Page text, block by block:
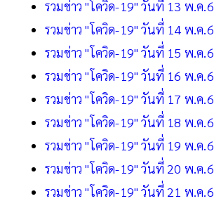
รวมข่าว "โควิด-19" วันที่ 13 พ.ค
รวมข่าว "โควิด-19" วันที่ 14 พ.ค
รวมข่าว "โควิด-19" วันที่ 15 พ.ค
รวมข่าว "โควิด-19" วันที่ 16 พ.ค
รวมข่าว "โควิด-19" วันที่ 17 พ.ค
รวมข่าว "โควิด-19" วันที่ 18 พ.ค
รวมข่าว "โควิด-19" วันที่ 19 พ.ค
รวมข่าว "โควิด-19" วันที่ 20 พ.ค
รวมข่าว "โควิด-19" วันที่ 21 พ.ค